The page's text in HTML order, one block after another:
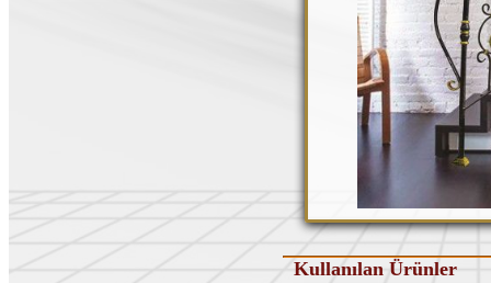
Kullanılan Ürünler